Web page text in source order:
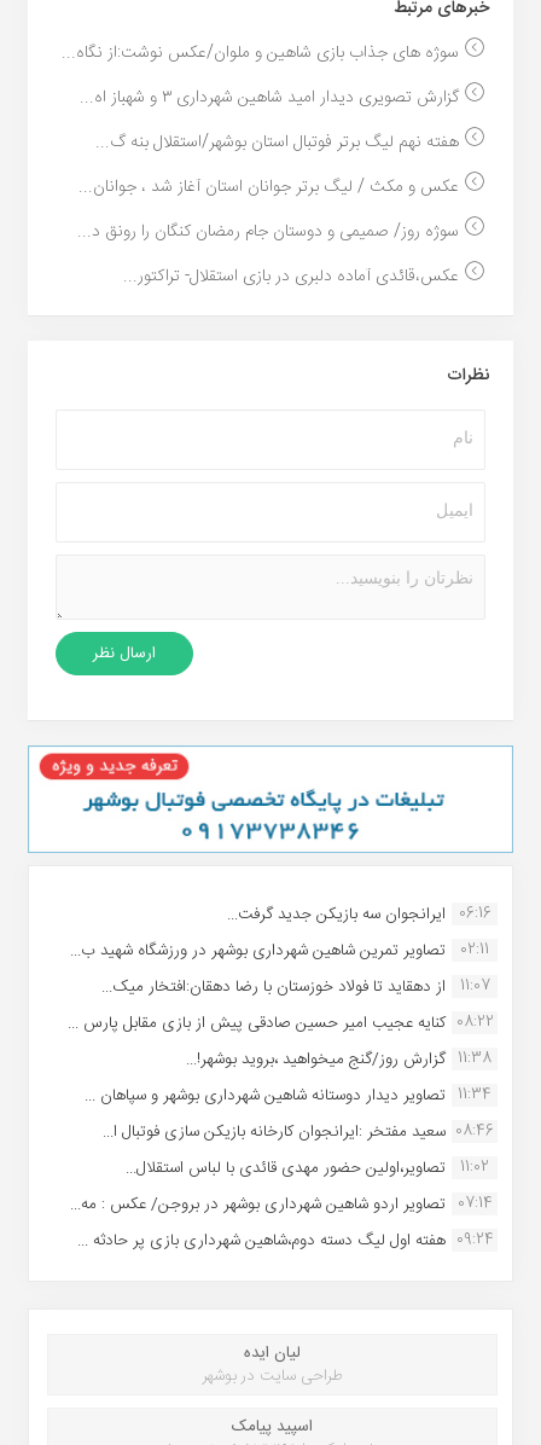
خبر‌های مرتبط
سوژه های جذاب بازی شاهین و ملوان/عکس نوشت:از نگاه...
گزارش تصویری دیدار امید شاهین شهرداری ۳ و شهباز اه...
هفته نهم لیگ برتر فوتبال استان بوشهر/استقلال بنه گ...
عکس و مکث / لیگ برتر جوانان استان آغاز شد ، جوانان...
سوژه روز/ صمیمی و دوستان جام رمضان کنگان را رونق د...
عکس،قائدی آماده دلبری در بازی استقلال- تراکتور...
نظرات
06:16 ایرانجوان سه بازیکن جدید گرفت...
02:11
تصاویر تمرین شاهین شهردارى بوشهر در ورزشگاه شهید ب...
11:07
از دهقاید تا فولاد خوزستان با رضا دهقان:افتخار میک...
08:22 کنایه عجیب امیر حسین صادقی پیش از بازی مقابل پارس ...
11:38 گزارش روز/گنج میخواهید ،بروید بوشهر!...
11:34 تصاویر دیدار دوستانه شاهین شهردارى بوشهر و سپاهان ...
08:46 سعید مفتخر :ایرانجوان کارخانه بازیکن سازی فوتبال ا...
11:02
تصاویر،اولین حضور مهدی قائدی با لباس استقلال...
07:14 تصاویر اردو شاهین شهرداری بوشهر در بروجن/ عکس : مه...
09:24 هفته اول لیگ دسته دوم،شاهین شهرداری بازی پر حادثه ...
لیان ایده
طراحی سایت در بوشهر
اسپید پیامک